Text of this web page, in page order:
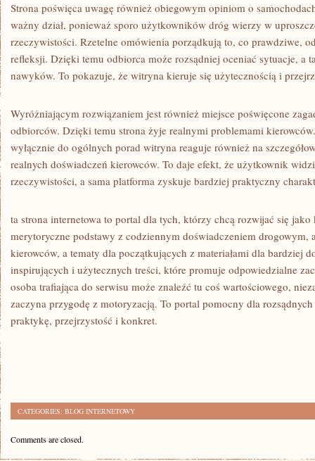
Strona poświęca uwagę również obiegowym opiniom o
ważny dział, ponieważ sporo użytkowników dróg wierzy w
rzeczywistości. Rzetelne omówienia porządkują to, co prawdziwe,
refleksji. Dzięki temu odbiorca może rozsądniej oceniać sytuacje, a
nawyków. To pokazuje, że witryna kieruje się użytecznością i
Wyróżniającym rozwiązaniem jest również miejsce poświęcone
odbiorców. Dzięki temu strona żyje realnymi problemami
wyłącznie do ogólnych porad witryna reaguje również na
realnych doświadczeń kierowców. To daje efekt, że użytkownik
rzeczywistości, a sama platforma zyskuje bardziej praktyczny
ta strona internetowa to portal dla tych, którzy chcą rozwijać się jako
merytoryczne podstawy z codziennym doświadczeniem drogowym,
kierowców, a tematy dla początkujących z materiałami dla bardziej
inspirujących i użytecznych treści, które promuje odpowiedzialne
osoba trafiająca do serwisu może znaleźć tu coś wartościowego,
zaczyna przygodę z motoryzacją. To portal pomocny dla
praktykę, przejrzystość i konkret.
CATEGORIES: BLOG INTERNETOWY
Comments are closed.